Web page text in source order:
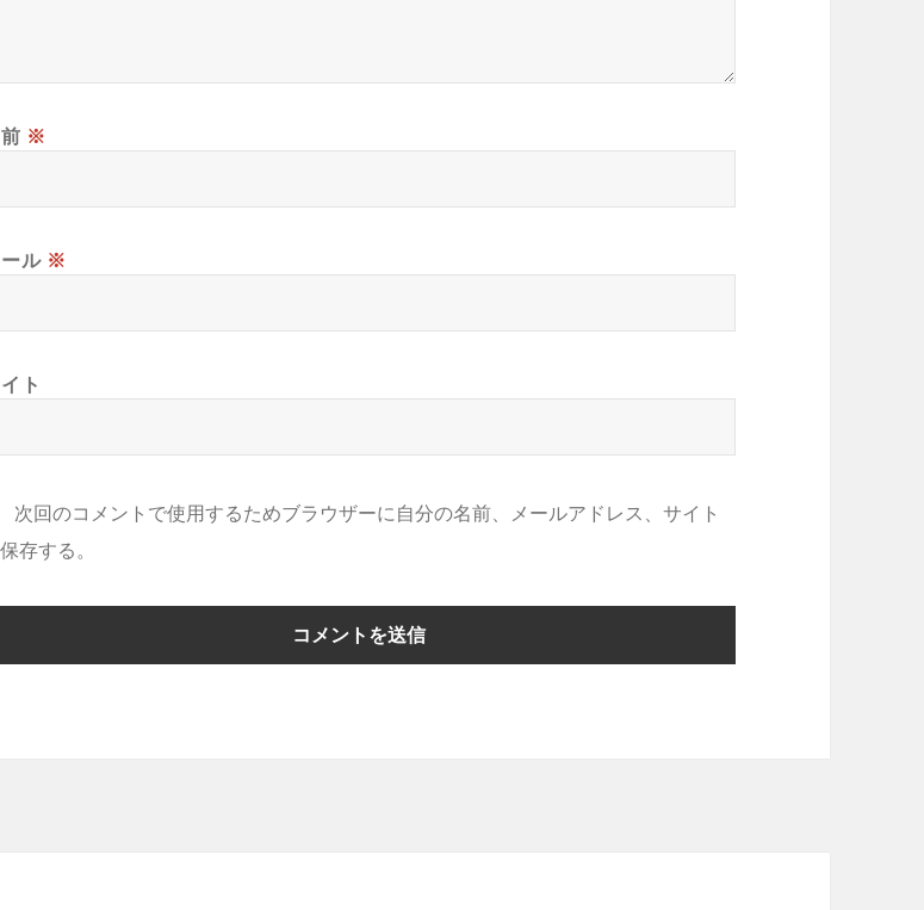
※
ル ※
ト
次回のコメントで使用するためブラウザーに自分の名前、メールアドレス、サイト
存する。